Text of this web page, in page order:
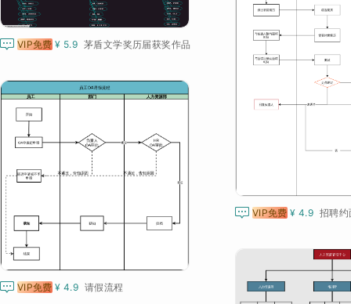
 VIP免费 ¥ 5.9 茅盾文学奖历届获奖作品
 VIP免费 ¥ 4.9 招聘
 VIP免费 ¥ 4.9 请假流程